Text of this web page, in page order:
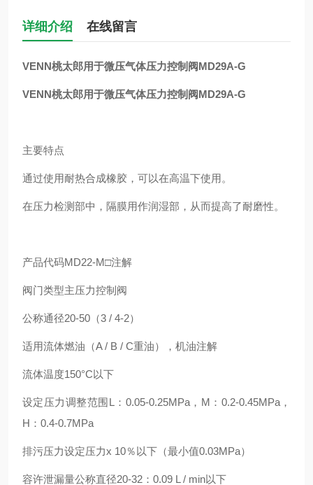
详细介绍 在线留言
VENN桃太郎用于微压气体压力控制阀MD29A-G
VENN桃太郎用于微压气体压力控制阀MD29A-G
主要特点
通过使用耐热合成橡胶，可以在高温下使用。
在压力检测部中，隔膜用作润湿部，从而提高了耐磨性。
产品代码MD22-M□注解
阀门类型主压力控制阀
公称通径20-50（3 / 4-2）
适用流体燃油（A / B / C重油），机油注解
流体温度150°C以下
设定压力调整范围L：0.05-0.25MPa，M：0.2-0.45MPa，
H：0.4-0.7MPa
排污压力设定压力x 10％以下（最小值0.03MPa）
容许泄漏量公称直径20-32：0.09 L / min以下